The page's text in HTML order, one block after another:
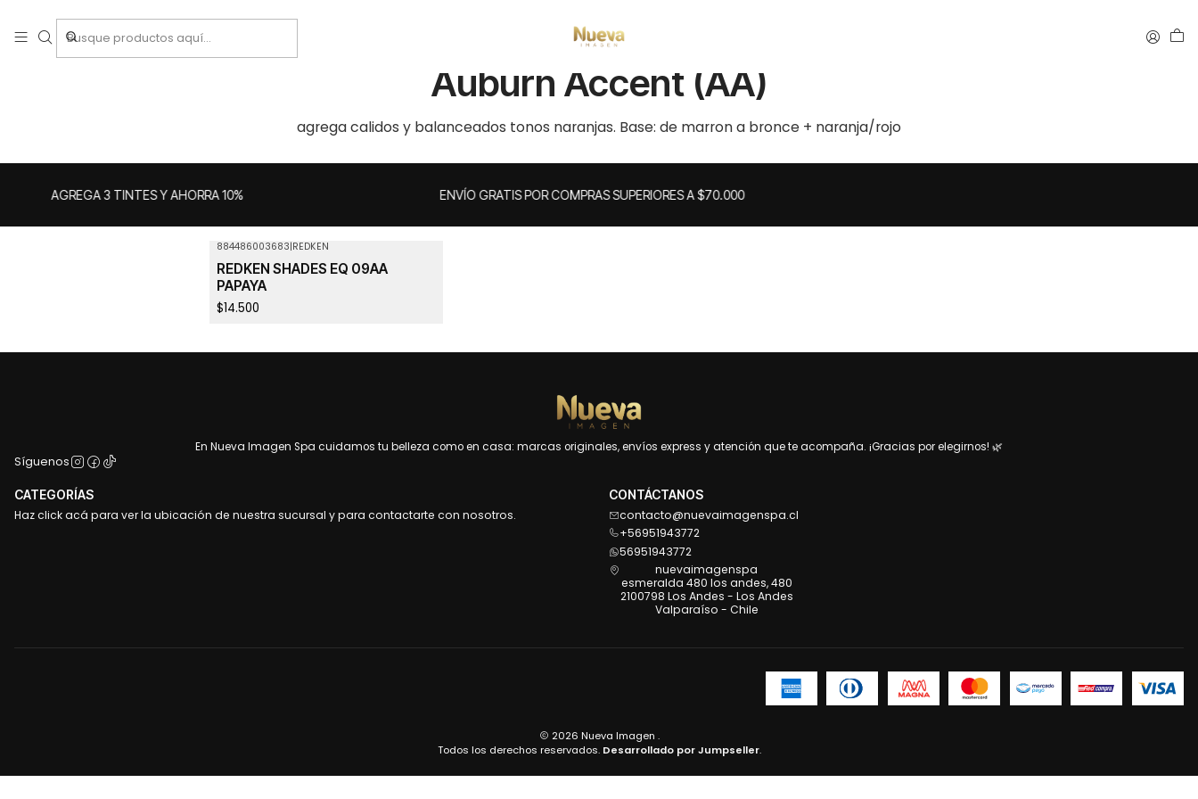
Auburn Accent (AA)
agrega calidos y balanceados tonos naranjas. Base: de marron a bronce + naranja/rojo
AGREGA 3 TINTES Y AHORRA 10% ENVÍO GRATIS POR COMPRAS SUPERIORES A $70.000
884486003683|REDKEN
REDKEN SHADES EQ 09AA
PAPAYA
$14.500
En Nueva Imagen Spa cuidamos tu belleza como en casa: marcas originales, envíos express y atención que te acompaña. ¡Gracias por elegirnos! 🌿
Síguenos
CATEGORÍAS
Haz click acá para ver la ubicación de nuestra sucursal y para contactarte con nosotros.
CONTÁCTANOS
contacto@nuevaimagenspa.cl
+56951943772
56951943772
nuevaimagenspa
esmeralda 480 los andes, 480
2100798 Los Andes - Los Andes
Valparaíso - Chile
2026 Nueva Imagen .
Todos los derechos reservados. Desarrollado por Jumpseller.